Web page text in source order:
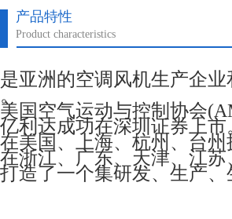
产品特性
Product characteristics
是亚洲的空调风机生产企
。
美国空气运动与控制协会
亿利达成功在深圳证券上市
在美国、上海、杭州、台
在浙江、广东、天津、江
打造了一个集研发、生产